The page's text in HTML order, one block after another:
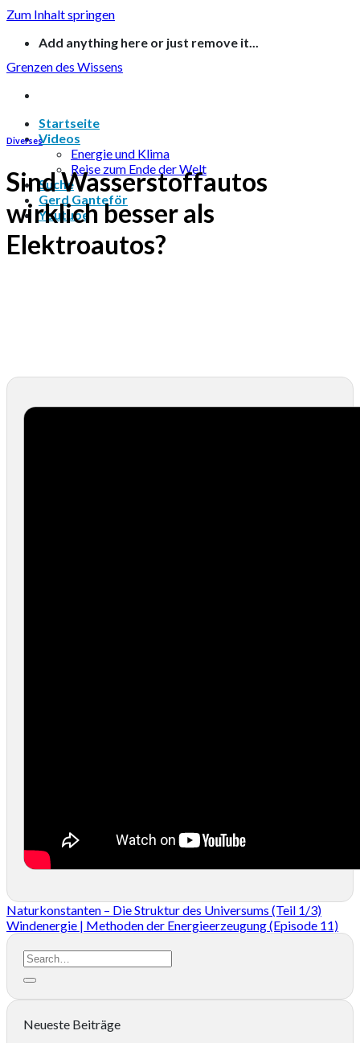
Zum Inhalt springen
Add anything here or just remove it...
Grenzen des Wissens
Startseite
Videos
Energie und Klima
Reise zum Ende der Welt
Suche
Gerd Ganteför
Youtube
Diverses
Sind Wasserstoffautos
wirklich besser als
Elektroautos?
Naturkonstanten – Die Struktur des Universums (Teil 1/3)
Windenergie | Methoden der Energieerzeugung (Episode 11)
Neueste Beiträge